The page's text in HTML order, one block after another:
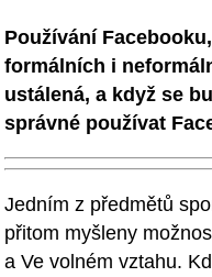
Používání
formálních i
ustálená, a když se
správné používat
Jedním z předmětů
přitom myšleny
a Ve volném vztahu.